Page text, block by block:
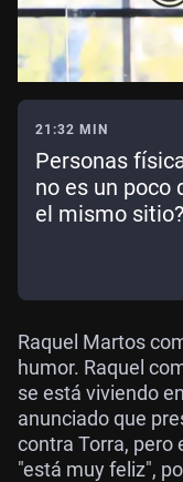
21:32 MIN
Personas
no es un poco
el mismo
Raquel Martos
humor. Raquel
se está viviendo
anunciado que
contra Torra, pero
"está muy feliz",